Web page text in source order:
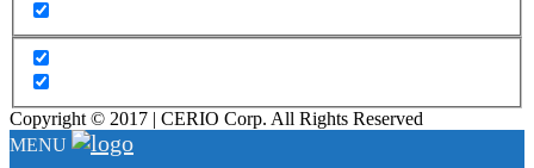
Copyright © 2017 | CERIO Corp. All Rights Reserved
MENU